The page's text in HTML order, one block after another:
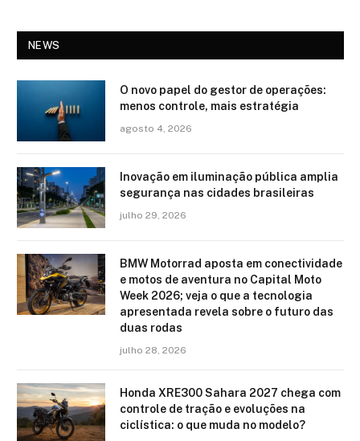
NEWS
O novo papel do gestor de operações:
menos controle, mais estratégia
agosto 4, 2026
Inovação em iluminação pública amplia
segurança nas cidades brasileiras
julho 29, 2026
BMW Motorrad aposta em conectividade
e motos de aventura no Capital Moto
Week 2026; veja o que a tecnologia
apresentada revela sobre o futuro das
duas rodas
julho 28, 2026
Honda XRE300 Sahara 2027 chega com
controle de tração e evoluções na
ciclística: o que muda no modelo?